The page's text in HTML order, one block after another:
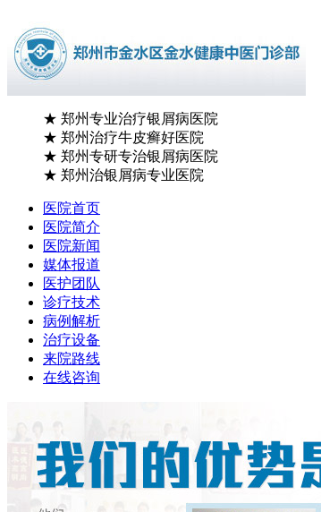
★ 郑州专业治疗银屑病医院
★ 郑州治疗牛皮癣好医院
★ 郑州专研专治银屑病医院
★ 郑州治银屑病专业医院
医院首页
医院简介
医院新闻
媒体报道
医护团队
诊疗技术
病例解析
治疗设备
来院路线
在线咨询